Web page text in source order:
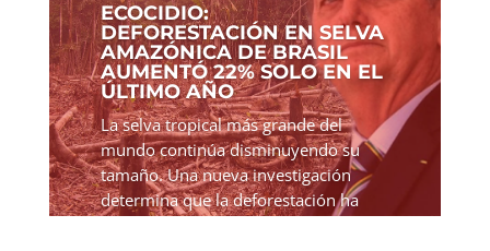
ECOCIDIO:
DEFORESTACIÓN EN SELVA
AMAZÓNICA DE BRASIL
AUMENTÓ 22% SOLO EN EL
ÚLTIMO AÑO
La selva tropical más grande del
mundo continúa disminuyendo su
tamaño. Una nueva investigación
determina que la deforestación ha